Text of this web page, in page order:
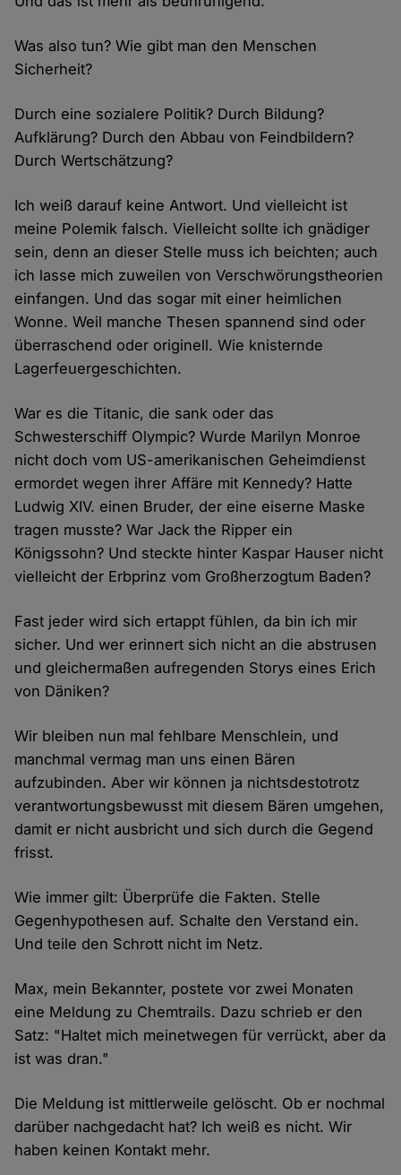
Was also tun? Wie gibt man den Menschen
Sicherheit?
Durch eine sozialere Politik? Durch Bildung?
Aufklärung? Durch den Abbau von Feindbildern?
Durch Wertschätzung?
Ich weiß darauf keine Antwort. Und vielleicht ist
meine Polemik falsch. Vielleicht sollte ich gnädiger
sein, denn an dieser Stelle muss ich beichten; auch
ich lasse mich zuweilen von Verschwörungstheorien
einfangen. Und das sogar mit einer heimlichen
Wonne. Weil manche Thesen spannend sind oder
überraschend oder originell. Wie knisternde
Lagerfeuergeschichten.
War es die Titanic, die sank oder das
Schwesterschiff Olympic? Wurde Marilyn Monroe
nicht doch vom US-amerikanischen Geheimdienst
ermordet wegen ihrer Affäre mit Kennedy? Hatte
Ludwig XIV. einen Bruder, der eine eiserne Maske
tragen musste? War Jack the Ripper ein
Königssohn? Und steckte hinter Kaspar Hauser nicht
vielleicht der Erbprinz vom Großherzogtum Baden?
Fast jeder wird sich ertappt fühlen, da bin ich mir
sicher. Und wer erinnert sich nicht an die abstrusen
und gleichermaßen aufregenden Storys eines Erich
von Däniken?
Wir bleiben nun mal fehlbare Menschlein, und
manchmal vermag man uns einen Bären
aufzubinden. Aber wir können ja nichtsdestotrotz
verantwortungsbewusst mit diesem Bären umgehen,
damit er nicht ausbricht und sich durch die Gegend
frisst.
Wie immer gilt: Überprüfe die Fakten. Stelle
Gegenhypothesen auf. Schalte den Verstand ein.
Und teile den Schrott nicht im Netz.
Max, mein Bekannter, postete vor zwei Monaten
eine Meldung zu Chemtrails. Dazu schrieb er den
Satz: "Haltet mich meinetwegen für verrückt, aber da
ist was dran."
Die Meldung ist mittlerweile gelöscht. Ob er nochmal
darüber nachgedacht hat? Ich weiß es nicht. Wir
haben keinen Kontakt mehr.